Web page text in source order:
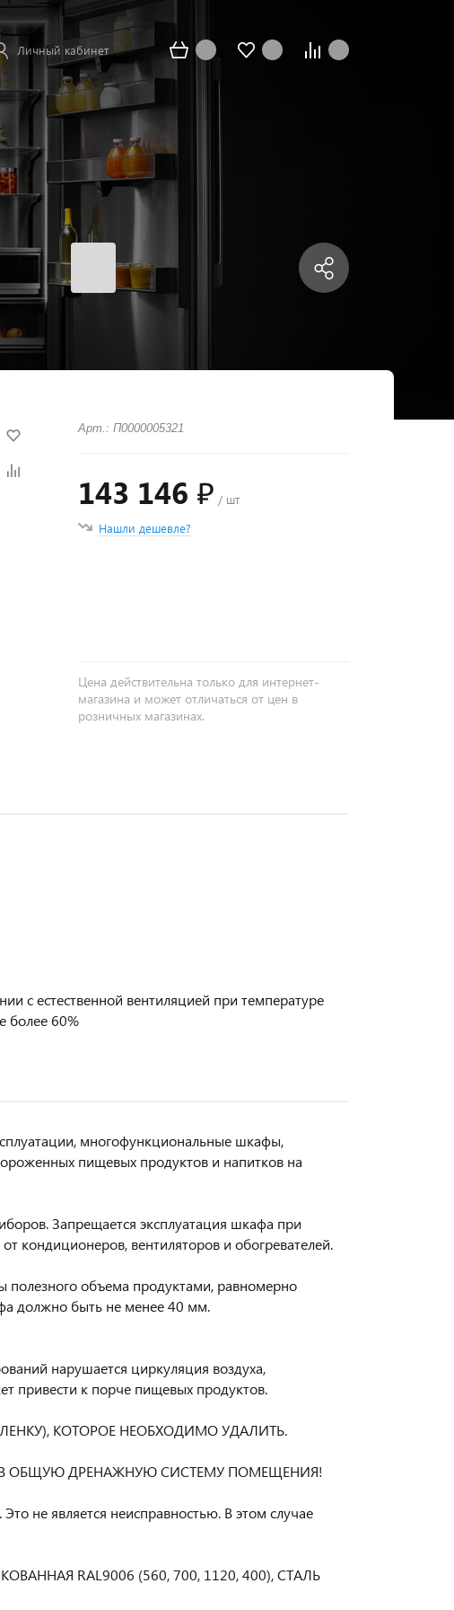
Личный кабинет
Арт.: П0000005321
143 146 ₽ / шт
Нашли дешевле?
Цена действительна только для интернет-
магазина и может отличаться от цен в
розничных магазинах.
с естественной вентиляцией при температуре
более 60%
многофункциональные шкафы,
пищевых продуктов и напитков на
Запрещается эксплуатация шкафа при
кондиционеров, вентиляторов и обогревателей.
объема продуктами, равномерно
должно быть не менее 40 мм.
нарушается циркуляция воздуха,
привести к порче пищевых продуктов.
КОТОРОЕ НЕОБХОДИМО УДАЛИТЬ.
В ОБЩУЮ ДРЕНАЖНУЮ СИСТЕМУ ПОМЕЩЕНИЯ!
не является неисправностью. В этом случае
RAL9006 (560, 700, 1120, 400), СТАЛЬ